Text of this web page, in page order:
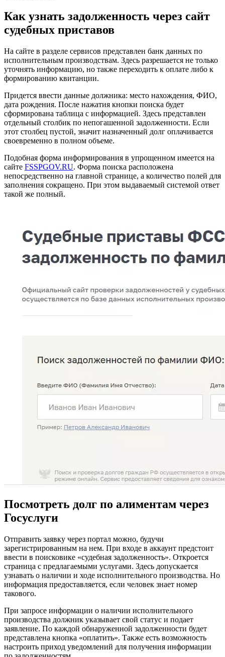
Как узнать задолженность через сайт
судебных приставов
На сайте в разделе сервисов представлен банк данных по
исполнительным производствам. Здесь разрешается не только
уточнять информацию, но также переходить к оплате либо к
формированию квитанции.
Придется ввести данные должника: место нахождения, ФИО,
дата рождения. После нажатия кнопки поиска будет
сформирована таблица с информацией. Здесь представлен
отдельный столбик по непогашенной задолженности. Если
этот столбец пустой, значит назначенный долг оплачивается
своевременно в полном объеме.
Подобная форма информирования в упрощенном имеется на
сайте FSSPGOV.RU. Форма поиска расположена
непосредственно на главной странице, а количество полей для
заполнения сокращено. При этом выдаваемый системой ответ
такой же полный.
Посмотреть долг по алиментам через
Госуслуги
Отправить заявку через портал можно, будучи
зарегистрированным на нем. При входе в аккаунт предстоит
ввести в поисковике «судебная задолженность». Откроется
страница с предлагаемыми услугами. Здесь допускается
узнавать о наличии и ходе исполнительного производства. Но
информация предоставляется, если человек знает номер
такового.
При запросе информации о наличии исполнительного
производства должник указывает свой статус и подает
заявление. По каждой обнаруженной задолженности будет
представлена кнопка «оплатить». Также есть возможность
настроить приход уведомлений для получения информации